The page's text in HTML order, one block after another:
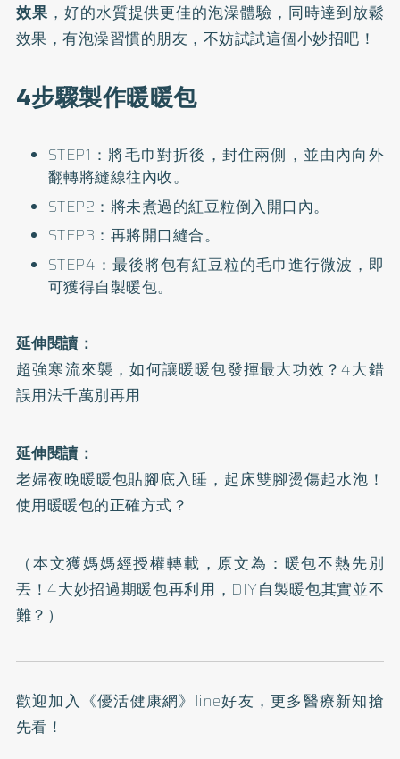
效果 ，好的水質提供更佳的泡澡體驗，同時達到放鬆
效果，有泡澡習慣的朋友，不妨試試這個小妙招吧！
4步驟製作暖暖包
STEP1：將毛巾對折後，封住兩側，並由內向外
翻轉將縫線往內收。
STEP2：將未煮過的紅豆粒倒入開口內。
STEP3：再將開口縫合。
STEP4：最後將包有紅豆粒的毛巾進行微波，即
可獲得自製暖包。
延伸閱讀：
超強寒流來襲，如何讓暖暖包發揮最大功效？4大錯
誤用法千萬別再用
延伸閱讀：
老婦夜晚暖暖包貼腳底入睡，起床雙腳燙傷起水泡！
使用暖暖包的正確方式？
（本文獲媽媽經授權轉載，原文為： 暖包不熱先別
丟！4大妙招過期暖包再利用，DIY自製暖包其實並不
難？ ）
歡迎加入 《優活健康網》line好友 ，更多醫療新知搶
先看！